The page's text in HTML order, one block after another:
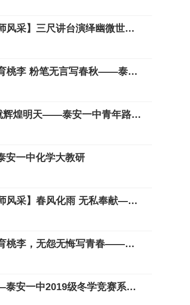
微信公众号-泰安教育：【优秀教师风采】三尺讲台演绎幽微世界一方黑板集成浩瀚乾坤——泰安一中教师扈民
微信公众号-泰安教育：青春无悔育桃李 粉笔无言写春秋——泰安一中 王海军
让优秀成为一种习惯，用努力铸就辉煌明天——泰安一中青年路校区2018级期中考试表彰大会暨冬学竞赛启动仪式
一中化学大教研
微信公众号-泰安教育：【优秀教师风采】春风化雨 无私奉献——泰安一中教师石菁
微信公众号-泰安教育：兢兢业业育桃李，无怨无悔写青春——泰安一中 卢宏亮
体会思维碰撞，感受数学魅力 ——泰安一中2019级冬学竞赛系列活动之数学专项竞赛